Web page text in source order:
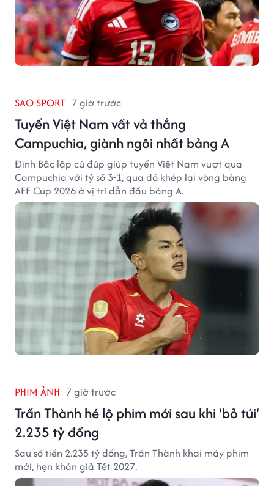
SAO SPORT 7 giờ trước
Tuyển Việt Nam vất vả thắng
Campuchia, giành ngôi nhất bảng A
Đình Bắc lập cú đúp giúp tuyển Việt Nam vượt qua
Campuchia với tỷ số 3-1, qua đó khép lại vòng bảng
AFF Cup 2026 ở vị trí dẫn đầu bảng A.
PHIM ẢNH 7 giờ trước
Trấn Thành hé lộ phim mới sau khi 'bỏ túi'
2.235 tỷ đồng
Sau số tiền 2.235 tỷ đồng, Trấn Thành khai máy phim
mới, hẹn khán giả Tết 2027.